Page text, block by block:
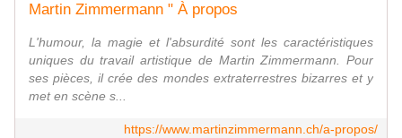
Martin Zimmermann " À propos
L'humour, la magie et l'absurdité sont les caractéristiques
uniques du travail artistique de Martin Zimmermann. Pour
ses pièces, il crée des mondes extraterrestres bizarres et y
met en scène s...
https://www.martinzimmermann.ch/a-propos/